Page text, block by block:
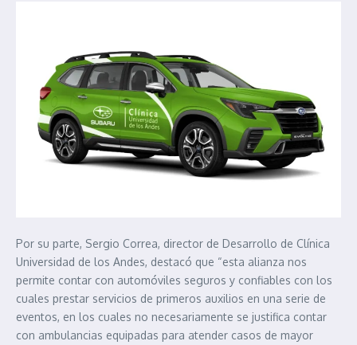
Por su parte, Sergio Correa, director de Desarrollo de Clínica
Universidad de los Andes, destacó que “esta alianza nos
permite contar con automóviles seguros y confiables con los
cuales prestar servicios de primeros auxilios en una serie de
eventos, en los cuales no necesariamente se justifica contar
con ambulancias equipadas para atender casos de mayor